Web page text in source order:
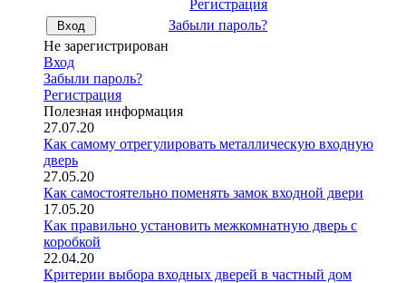
Регистрация
Забыли пароль?
Не зарегистрирован
Вход
Забыли пароль?
Регистрация
Полезная информация
27.07.20
Как самому отрегулировать металлическую входную
дверь
27.05.20
Как самостоятельно поменять замок входной двери
17.05.20
Как правильно установить межкомнатную дверь с
коробкой
22.04.20
Критерии выбора входных дверей в частный дом